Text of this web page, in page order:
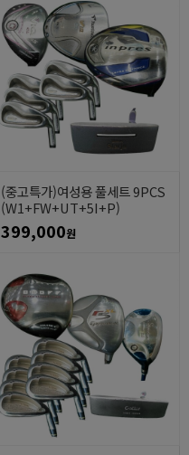
(중고특가)여성용 풀세트 9PCS
(W1+FW+UT+5I+P)
399,000원